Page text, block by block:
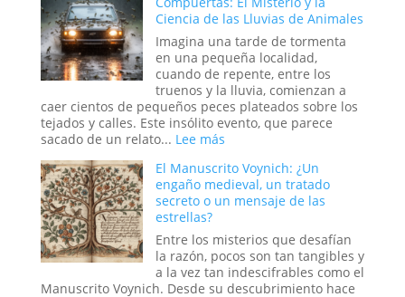
y
la
Reconfiguración
del
Orden
Global
en
la
Ciencia de las Lluvias de Animales
Imagina una tarde de tormenta
en una pequeña localidad,
cuando de repente, entre los
truenos y la lluvia, comienzan a
caer cientos de pequeños peces plateados sobre los
tejados y calles. Este insólito evento, que parece
sacado de un relato... Lee más:
el
Cielo
Abre
Compuertas:
El
Misterio
y
El Manuscrito Voynich: ¿Un
engaño medieval, un tratado
secreto o un mensaje de las
estrellas?
Entre los misterios que desafían
la razón, pocos son tan tangibles y
a la vez tan indescifrables como el
Manuscrito Voynich. Desde su descubrimiento hace